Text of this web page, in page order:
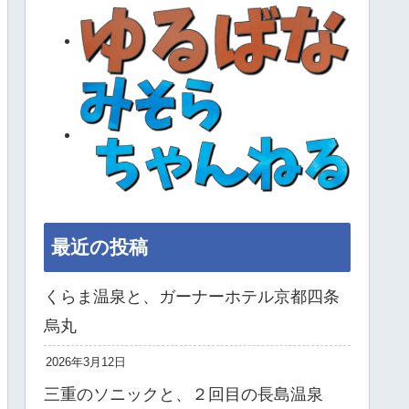
最近の投稿
くらま温泉と、ガーナーホテル京都四条
烏丸
2026年3月12日
三重のソニックと、２回目の長島温泉